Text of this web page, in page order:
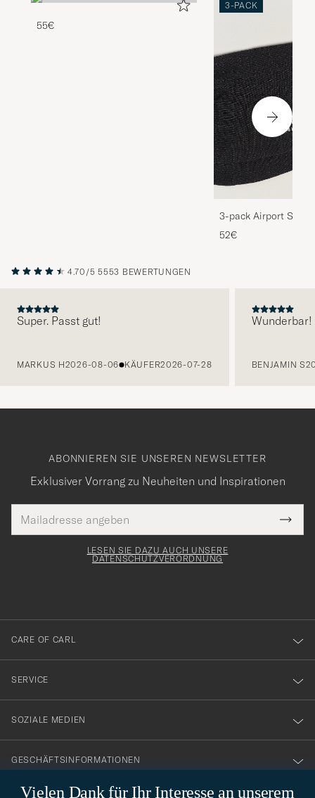
55€
3-PACK
3-pack Airport
Melange
52€
4.70/5 5553 BEWERTUNGEN
Super. Passt gut!
MARKUS H2026-08-06 KÄUFER2026-07-28
Wunderbar!
BENJAMIN S
Vielen Dank für Ihr Interesse an unserem
ABONNIEREN SIE UNSEREN NEWSLETTER
Exklusiver Vorrang zu Neuheiten und Inspirationen
Mail
Adresse
Tack
för
dig
till
vårt
nyhetsbrev!
LESEN SIE DAZU AUCH UNSERE
DATENSCHUTZVERORDNUNG
CARE OF CARL
SERVICE
SOZIALE MEDIEN
GESCHÄFTSINFORMATIONEN